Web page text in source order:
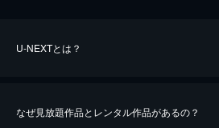
U-NEXTとは？
なぜ見放題作品とレンタル作品があるの？